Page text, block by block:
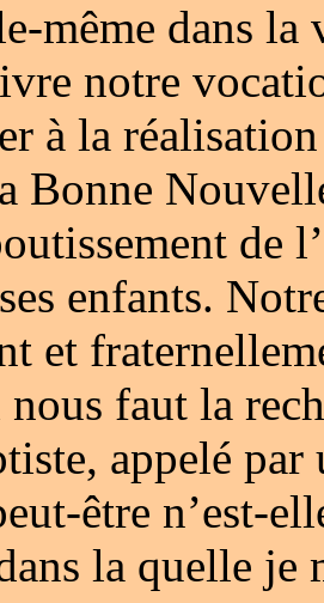
même dans
notre
à la
Bonne
de
enfants.
et
faut la
appelé
être n’est-
la quelle je